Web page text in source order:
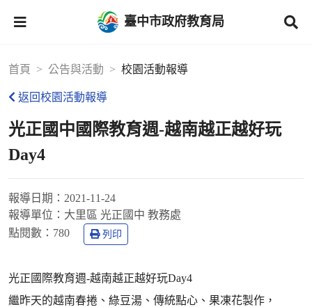
臺中市政府教育局
首頁 公告與活動 校園活動報導
返回校園活動報導
光正國中國際教育週-越南越正越好玩
Day4
報導日期： 2021-11-24
報導單位： 大里區 光正國中 教務處
點閱數： 780 列印
光正國際教育週-越南越正越好玩Day4
繼昨天的越南春捲、綠豆湯、傳統點心、果凍花製作，